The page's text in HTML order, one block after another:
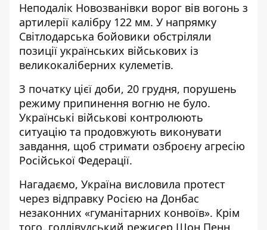
Неподалік Новозванівки ворог вів вогонь з
артилерії калібру 122 мм. У напрямку
Світлодарська бойовики обстріляли
позиції українських військових із
великокаліберних кулеметів.
З початку цієї доби, 20 грудня, порушень
режиму припинення вогню не було.
Українські військові контролюють
ситуацію та продовжують виконувати
завдання, щоб стримати озброєну агресію
Російської Федерації.
Нагадаємо, Україна висловила протест
через відправку Росією на Донбас
незаконних «гуманітарних конвоїв». Крім
того, голлівудський режисер Шон Пенн